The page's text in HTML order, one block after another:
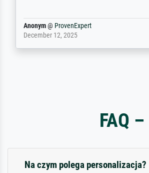
Reinhold,@ProvenExpert
April 22, 2026
FAQ
Na czym polega personalizacja?